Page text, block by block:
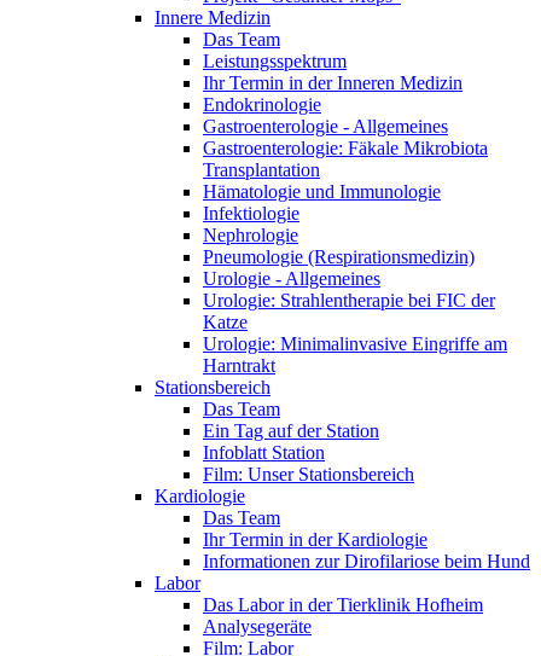
Innere Medizin
Das Team
Leistungsspektrum
Ihr Termin in der Inneren Medizin
Endokrinologie
Gastroenterologie - Allgemeines
Gastroenterologie: Fäkale Mikrobiota
Transplantation
Hämatologie und Immunologie
Infektiologie
Nephrologie
Pneumologie (Respirationsmedizin)
Urologie - Allgemeines
Urologie: Strahlentherapie bei FIC der
Katze
Urologie: Minimalinvasive Eingriffe am
Harntrakt
Stationsbereich
Das Team
Ein Tag auf der Station
Infoblatt Station
Film: Unser Stationsbereich
Kardiologie
Das Team
Ihr Termin in der Kardiologie
Informationen zur Dirofilariose beim Hund
Labor
Das Labor in der Tierklinik Hofheim
Analysegeräte
Film: Labor